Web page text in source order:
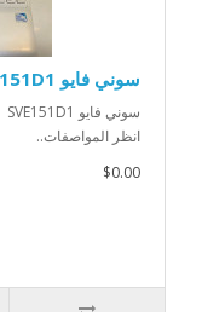
سوني فايو SVE151D1
انظر المواصفات..
$0.00